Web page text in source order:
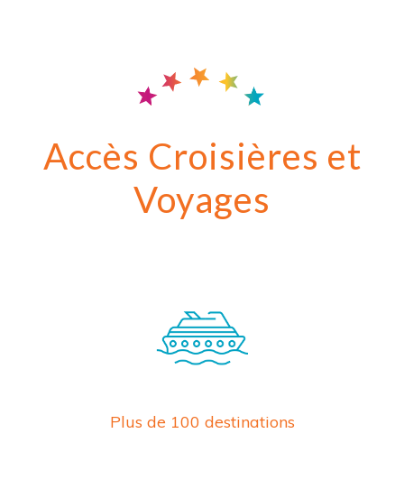
Accès Croisières et
Voyages
Plus de 100 destinations